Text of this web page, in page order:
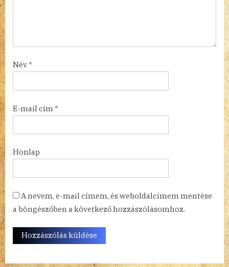
Név*
E-mail cím *
Honlap
A nevem, e-mail címem, és weboldalcímem mentése
a böngészőben a következő hozzászólásomhoz.